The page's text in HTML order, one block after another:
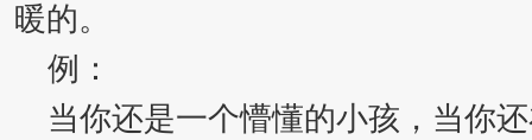
暖的。
例：
当你还是一个懵懂的小孩，当你